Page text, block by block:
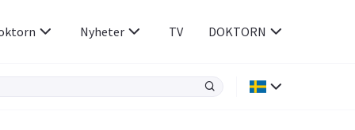
Nyheter TV DOKTORN